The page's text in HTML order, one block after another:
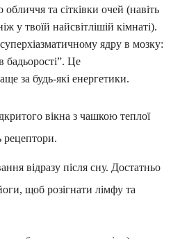
та сітківки очей (навіть
у твоїй найсвітлішій кімнаті).
ядру в мозку:
бадьорості”. Це
за будь-які енергетики.
вікна з чашкою теплої
рецептори.
відразу після сну. Достатньо
щоб розігнати лімфу та